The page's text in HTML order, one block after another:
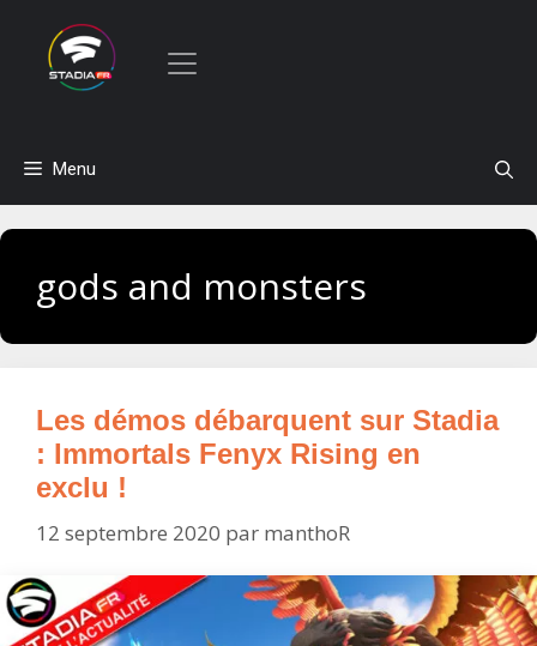
contenu
Menu
gods and monsters
Les démos débarquent sur Stadia
: Immortals Fenyx Rising en
exclu !
12 septembre 2020 par manthoR